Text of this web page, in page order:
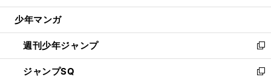
ウ
開
く
少年マンガ
週刊少年ジャンプ
新
し
い
ジャンプSQ
新